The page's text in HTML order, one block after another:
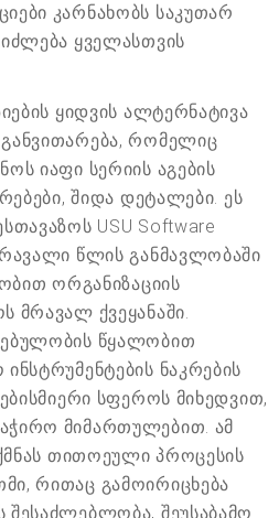
კარნახობს საკუთარ
ყველასთვის
ყიდვის ალტერნატივა
რომელიც
იაფი სერიის აგების
შიდა დეტალები. ეს
USU Software
წლის განმავლობაში
ორგანიზაციის
მრავალ ქვეყანაში.
წყალობით
ნაკრების
სფეროს მიხედვით,
მიმართულებით. ამ
თითოეული პროცესის
რითაც გამოირიცხება
შეუსაბამო